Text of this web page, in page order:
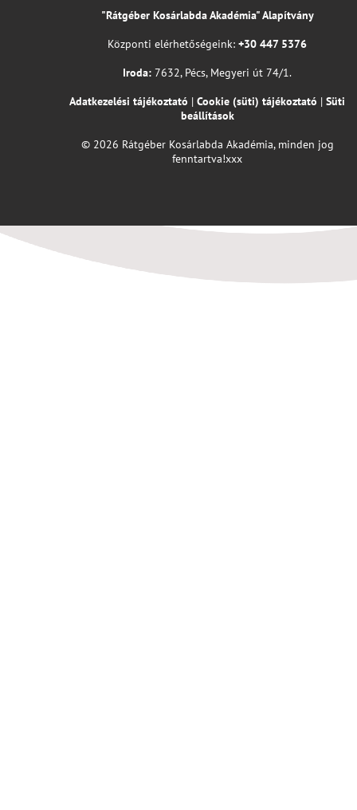
"Rátgéber Kosárlabda Akadémia" Alapítvány
Központi elérhetőségeink: +30 447 5376
Iroda: 7632, Pécs, Megyeri út 74/1.
Adatkezelési tájékoztató | Cookie (süti) tájékoztató | Süti
beállítások
© 2026 Rátgéber Kosárlabda Akadémia, minden jog
fenntartva!xxx